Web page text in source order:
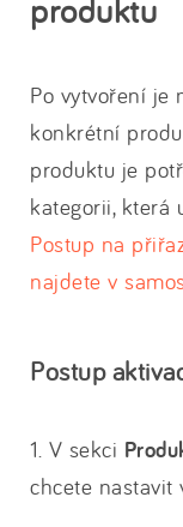
produktu
Po vytvoření je
konkrétní
produktu je
kategorii, která
Postup na
najdete v
Postup
1. V sekci
chcete nastavit